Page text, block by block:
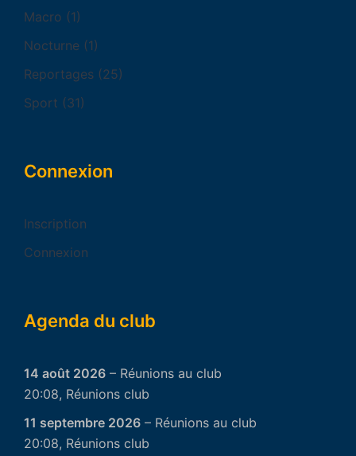
Macro (1)
Nocturne (1)
Reportages (25)
Sport (31)
Connexion
Inscription
Connexion
Agenda du club
14 août 2026 – Réunions au club
20:08, Réunions club
11 septembre 2026 – Réunions au club
20:08, Réunions club